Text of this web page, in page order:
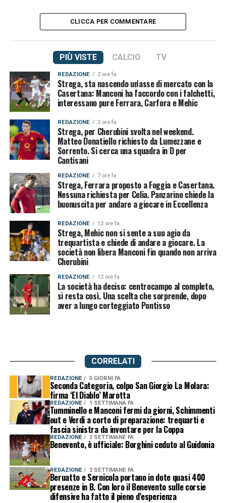
CLICCA PER COMMENTARE
PIÙ VISTE CALCIO TV
REDAZIONE 2 ore fa
Strega, sta nascendo un'asse di mercato con la
Casertana: Manconi ha l'accordo con i falchetti,
interessano pure Ferrara, Carfora e Mehic
REDAZIONE 2 ore fa
Strega, per Cherubini svolta nel weekend.
Matteo Donatiello richiesto da Lumezzane e
Sorrento. Si cerca una squadra in D per
Cantisani
REDAZIONE 7 ore fa
Strega, Ferrara proposto a Foggia e Casertana.
Nessuna richiesta per Celia. Panzarino chiede la
buonuscita per andare a giocare in Eccellenza
REDAZIONE 12 ore fa
Strega, Mehic non si sente a suo agio da
trequartista e chiede di andare a giocare. La
società non libera Manconi fin quando non arriva
Cherubini
REDAZIONE 12 ore fa
La società ha deciso: centrocampo al completo,
si resta così. Una scelta che sorprende, dopo
aver a lungo corteggiato Pontisso
CORRELATI
REDAZIONE 5 GIORNI FA
Seconda Categoria, colpo San Giorgio La Molara:
firma ‘El Diablo’ Marotta
REDAZIONE 1 SETTIMANA FA
Tumminello e Manconi fermi da giorni, Schimmenti
out e Verdi a corto di preparazione: trequarti e
fascia sinistra da inventare per la Coppa
REDAZIONE 2 SETTIMANE FA
Benevento, è ufficiale: Borghini ceduto al Guidonia
REDAZIONE 2 SETTIMANE FA
Beruatto e Sernicola portano in dote quasi 400
presenze in B. Con loro il Benevento sulle corsie
difensive ha fatto il pieno d’esperienza